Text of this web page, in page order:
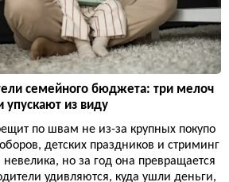
семейного бюджета: три мелоч
упускают из виду
по швам не из-за крупных покупо
детских праздников и стриминг
но за год она превращается
удивляются, куда ушли деньги,